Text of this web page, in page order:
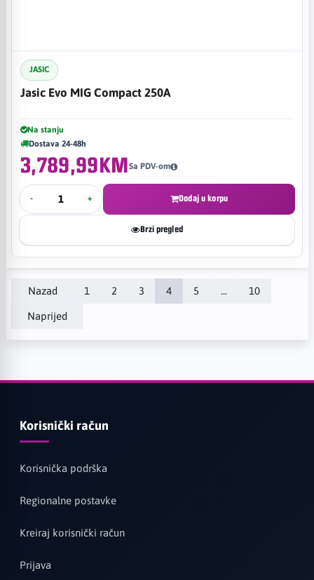
JASIC
Jasic Evo MIG Compact 250A
Na stanju
Dostava 24-48h
3,789,99KMSa PDV-om
- + Dodaj u korpu
Brzi pregled
Nazad 1 2 3 4 5 ... 10
Naprijed
Korisnički račun
Korisnička podrška
Regionalne postavke
Kreiraj korisnički račun
Prijava